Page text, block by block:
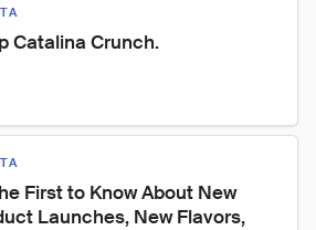
Catalina Crunch.
First to Know About New
Launches, New Flavors,